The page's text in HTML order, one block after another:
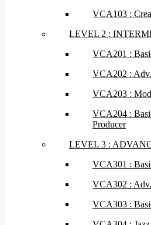
VCA103 :
LEVEL 2 :
VCA201 :
VCA202 :
VCA203 :
VCA204 :
Producer
LEVEL 3 :
VCA301 :
VCA302 :
VCA303 :